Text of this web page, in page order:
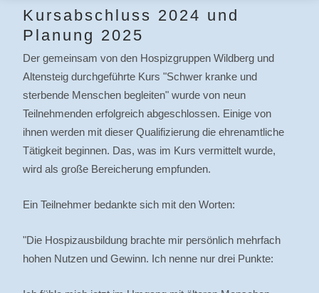
Kursabschluss 2024 und
Planung 2025
Der gemeinsam von den Hospizgruppen Wildberg und
Altensteig durchgeführte Kurs "Schwer kranke und
sterbende Menschen begleiten" wurde von neun
Teilnehmenden erfolgreich abgeschlossen. Einige von
ihnen werden mit dieser Qualifizierung die ehrenamtliche
Tätigkeit beginnen. Das, was im Kurs vermittelt wurde,
wird als große Bereicherung empfunden.
Ein Teilnehmer bedankte sich mit den Worten:
"Die Hospizausbildung brachte mir persönlich mehrfach
hohen Nutzen und Gewinn. Ich nenne nur drei Punkte: